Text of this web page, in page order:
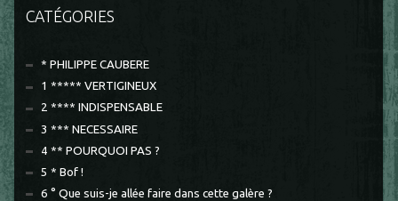
CATÉGORIES
* PHILIPPE CAUBERE
1 ***** VERTIGINEUX
2 **** INDISPENSABLE
3 *** NECESSAIRE
4 ** POURQUOI PAS ?
5 * Bof !
6 ° Que suis-je allée faire dans cette galère ?